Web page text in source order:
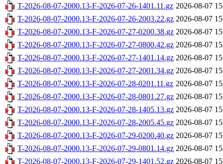
T-2026-08-07-2000.13-F-2026-07-26-1401.11.gz 2026-08-07
T-2026-08-07-2000.13-F-2026-07-26-2003.22.gz 2026-08-07
T-2026-08-07-2000.13-F-2026-07-27-0200.38.gz 2026-08-07
T-2026-08-07-2000.13-F-2026-07-27-0800.42.gz 2026-08-07
T-2026-08-07-2000.13-F-2026-07-27-1401.14.gz 2026-08-07
T-2026-08-07-2000.13-F-2026-07-27-2001.34.gz 2026-08-07
T-2026-08-07-2000.13-F-2026-07-28-0201.11.gz 2026-08-07
T-2026-08-07-2000.13-F-2026-07-28-0801.27.gz 2026-08-07
T-2026-08-07-2000.13-F-2026-07-28-1405.13.gz 2026-08-07
T-2026-08-07-2000.13-F-2026-07-28-2005.45.gz 2026-08-07
T-2026-08-07-2000.13-F-2026-07-29-0200.40.gz 2026-08-07
T-2026-08-07-2000.13-F-2026-07-29-0801.14.gz 2026-08-07
T-2026-08-07-2000.13-F-2026-07-29-1401.52.gz 2026-08-07